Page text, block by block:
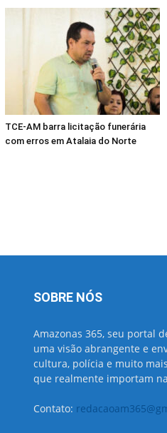
TCE-AM barra licitação funerária
com erros em Atalaia do Norte
SOBRE NÓS
Amazonas 365, seu portal
uma visão abrangente e
cultura, polícia e muito
que realmente importam
Contato: